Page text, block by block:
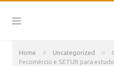
Home » Uncategorized »
Fecomércio e SETUR para